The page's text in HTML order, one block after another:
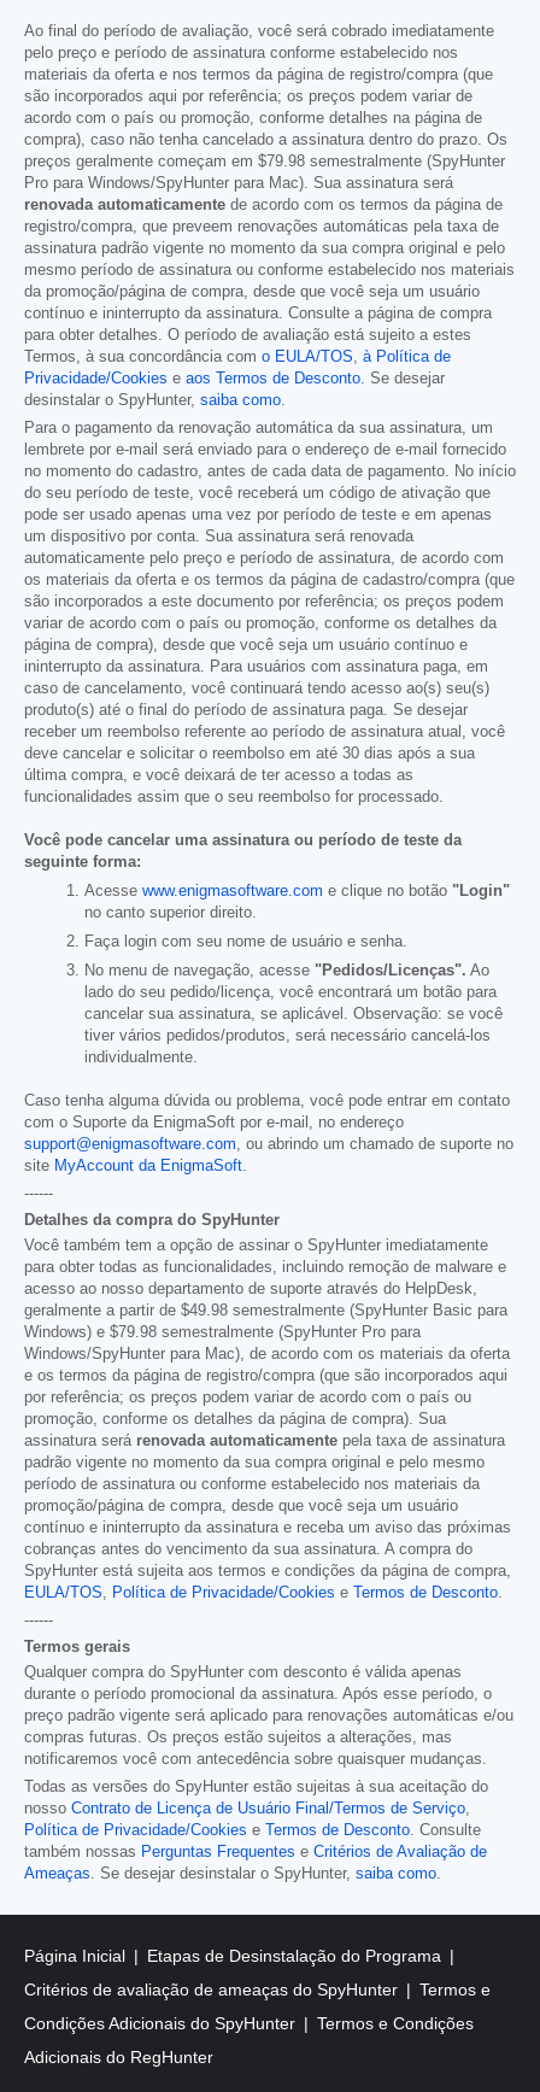
Ao final do período de avaliação, você será cobrado imediatamente
pelo preço e período de assinatura conforme estabelecido nos
materiais da oferta e nos termos da página de registro/compra (que
são incorporados aqui por referência; os preços podem variar de
acordo com o país ou promoção, conforme detalhes na página de
compra), caso não tenha cancelado a assinatura dentro do prazo. Os
preços geralmente começam em $79.98 semestralmente (SpyHunter
Pro para Windows/SpyHunter para Mac). Sua assinatura será
renovada automaticamente de acordo com os termos da página de
registro/compra, que preveem renovações automáticas pela taxa de
assinatura padrão vigente no momento da sua compra original e pelo
mesmo período de assinatura ou conforme estabelecido nos materiais
da promoção/página de compra, desde que você seja um usuário
contínuo e ininterrupto da assinatura. Consulte a página de compra
para obter detalhes. O período de avaliação está sujeito a estes
Termos, à sua concordância com o EULA/TOS
à Política de
Privacidade/Cookies e aos Termos de Desconto . Se desejar
desinstalar o SpyHunter, saiba como
Para o pagamento da renovação automática da sua assinatura, um
lembrete por e-mail será enviado para o endereço de e-mail fornecido
no momento do cadastro, antes de cada data de pagamento. No início
do seu período de teste, você receberá um código de ativação que
pode ser usado apenas uma vez por período de teste e em apenas
um dispositivo por conta. Sua assinatura será renovada
automaticamente pelo preço e período de assinatura, de acordo com
os materiais da oferta e os termos da página de cadastro/compra (que
são incorporados a este documento por referência; os preços podem
variar de acordo com o país ou promoção, conforme os detalhes da
página de compra), desde que você seja um usuário contínuo e
ininterrupto da assinatura. Para usuários com assinatura paga, em
caso de cancelamento, você continuará tendo acesso ao(s) seu(s)
produto(s) até o final do período de assinatura paga. Se desejar
receber um reembolso referente ao período de assinatura atual, você
deve cancelar e solicitar o reembolso em até 30 dias após a sua
última compra, e você deixará de ter acesso a todas as
funcionalidades assim que o seu reembolso for processado.
Você pode cancelar uma assinatura ou período de teste da
seguinte forma:
Acesse www.enigmasoftware.com e clique no botão "Login"
no canto superior direito.
Faça login com seu nome de usuário e senha.
No menu de navegação, acesse "Pedidos/Licenças". Ao
lado do seu pedido/licença, você encontrará um botão para
cancelar sua assinatura, se aplicável. Observação: se você
tiver vários pedidos/produtos, será necessário cancelá-los
individualmente.
Caso tenha alguma dúvida ou problema, você pode entrar em contato
com o Suporte da EnigmaSoft por e-mail, no endereço
support@enigmasoftware.com, ou abrindo um chamado de suporte no
site MyAccount da EnigmaSoft.
------
Detalhes da compra do SpyHunter
Você também tem a opção de assinar o SpyHunter imediatamente
para obter todas as funcionalidades, incluindo remoção de malware e
acesso ao nosso departamento de suporte através do HelpDesk,
geralmente a partir de $49.98 semestralmente (SpyHunter Basic para
Windows) e $79.98 semestralmente (SpyHunter Pro para
Windows/SpyHunter para Mac), de acordo com os materiais da oferta
e os termos da página de registro/compra (que são incorporados aqui
por referência; os preços podem variar de acordo com o país ou
promoção, conforme os detalhes da página de compra). Sua
assinatura será renovada automaticamente pela taxa de assinatura
padrão vigente no momento da sua compra original e pelo mesmo
período de assinatura ou conforme estabelecido nos materiais da
promoção/página de compra, desde que você seja um usuário
contínuo e ininterrupto da assinatura e receba um aviso das próximas
cobranças antes do vencimento da sua assinatura. A compra do
SpyHunter está sujeita aos termos e condições da página de compra,
EULA/TOS, Política de Privacidade/Cookies e Termos de Desconto.
------
Termos gerais
Qualquer compra do SpyHunter com desconto é válida apenas
durante o período promocional da assinatura. Após esse período, o
preço padrão vigente será aplicado para renovações automáticas e/ou
compras futuras. Os preços estão sujeitos a alterações, mas
notificaremos você com antecedência sobre quaisquer mudanças.
Todas as versões do SpyHunter estão sujeitas à sua aceitação do
nosso Contrato de Licença de Usuário Final/Termos de Serviço,
Política de Privacidade/Cookies e Termos de Desconto. Consulte
também nossas Perguntas Frequentes e Critérios de Avaliação de
Ameaças. Se desejar desinstalar o SpyHunter, saiba como.
Página Inicial
Etapas de Desinstalação do Programa
Critérios de avaliação de ameaças do SpyHunter
Termos e
Condições Adicionais do SpyHunter
Termos e Condições
Adicionais do RegHunter